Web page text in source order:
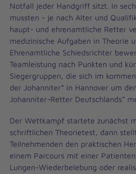
Notfall jeder Handgriff sitzt. In
mussten - je nach Alter und
haupt- und ehrenamtliche Retter
medizinische Aufgaben in Theorie
Ehrenamtliche Schiedsrichter
Teamleistung nach Punkten und
Siegergruppen, die sich im
der Johanniter“ in Hannover um
Johanniter-Retter Deutschlands“
Der Wettkampf startete zunächst
schriftlichen Theorietest, dann
Teilnehmenden den praktischen
einem Parcours mit einer
Lungen-Wiederbelebung oder